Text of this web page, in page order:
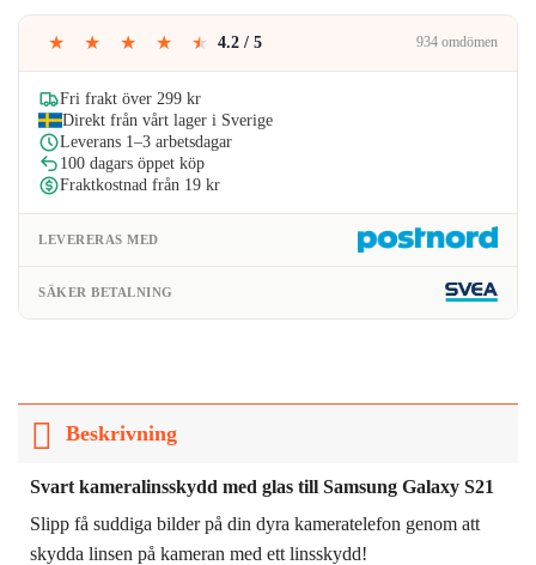
★ ★ ★ ★ ★ 4.2 / 5 934 omdömen
Fri frakt över 299 kr
Direkt från vårt lager i Sverige
Leverans 1–3 arbetsdagar
100 dagars öppet köp
Fraktkostnad från 19 kr
LEVERERAS MED
SÄKER BETALNING
Beskrivning
Svart kameralinsskydd med glas till Samsung Galaxy S21
Slipp få suddiga bilder på din dyra kameratelefon genom att
skydda linsen på kameran med ett linsskydd!